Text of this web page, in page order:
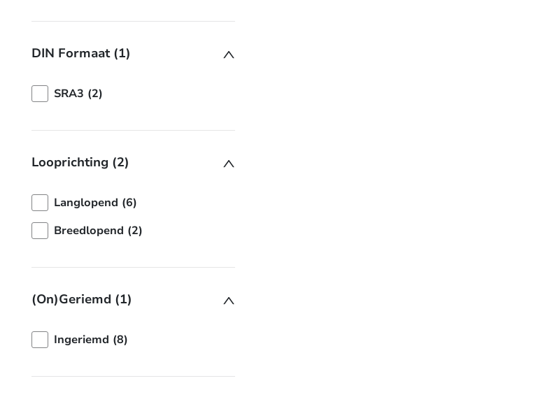
DIN Formaat (1)
SRA3 (2)
Looprichting (2)
Langlopend (6)
Breedlopend (2)
(On)Geriemd (1)
Ingeriemd (8)